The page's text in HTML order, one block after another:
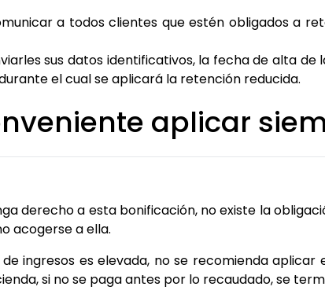
a todos clientes que estén obligados a
sus datos identificativos, la fecha de alta
el cual se aplicará la retención reducida.
aplicar
derecho a esta bonificación, no existe la
acogerse a ella.
ingresos es elevada, no se recomienda
si no se paga antes por lo recaudado, se